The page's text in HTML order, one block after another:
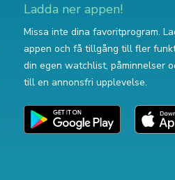
Ladda ner appen!
Missa inte dina favoritprogram.
appen och få tillgång till fler
din egen watchlist, påminnelser
till en annonsfri upplevelse.